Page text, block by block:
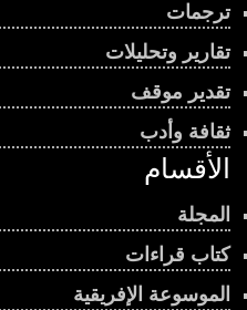
ترجمات
تقارير وتحليلات
تقدير موقف
ثقافة وأدب
الأقسام
المجلة
كتاب قراءات
الموسوعة الإفريقية